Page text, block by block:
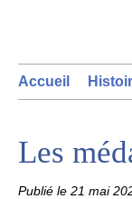
Accueil
Les
Publié le 21 mai